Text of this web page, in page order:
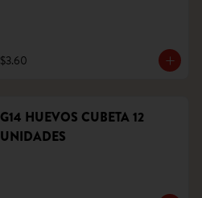
$3.60
G14 HUEVOS CUBETA 12
UNIDADES